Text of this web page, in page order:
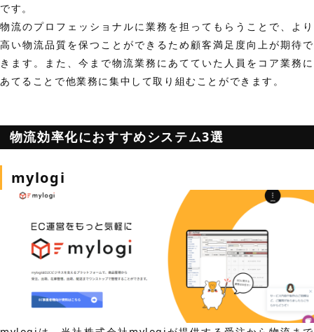
です。
物流のプロフェッショナルに業務を担ってもらうことで、より
高い物流品質を保つことができるため顧客満足度向上が期待で
きます。また、今まで物流業務にあてていた人員をコア業務に
あてることで他業務に集中して取り組むことができます。
物流効率化におすすめシステム3選
mylogi